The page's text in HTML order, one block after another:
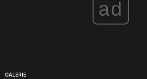
ad
GALERIE